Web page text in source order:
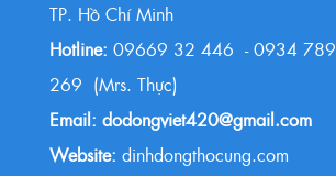
TP. Hồ Chí Minh
Hotline: 09669 32 446 - 0934 789
269 (Mrs. Thực)
Email: dodongviet420@gmail.com
Website: dinhdongthocung.com